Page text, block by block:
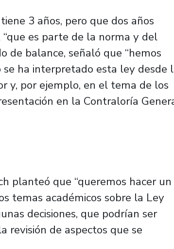
3 años, pero que dos años
es parte de la norma y del
de balance, señaló que “hemos
ha interpretado esta ley desde
y, por ejemplo, en el tema de los
en la Contraloría
planteó que “queremos hacer un
temas académicos sobre la Ley
decisiones, que podrían ser
revisión de aspectos que se